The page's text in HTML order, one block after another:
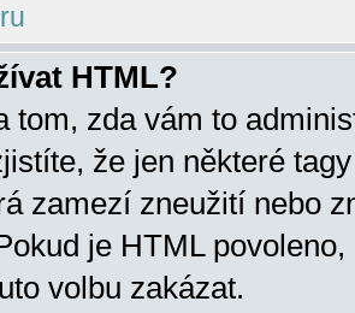
HTML?
tom, zda vám to
že jen některé
zamezí zneužití nebo
je HTML
volbu zakázat.